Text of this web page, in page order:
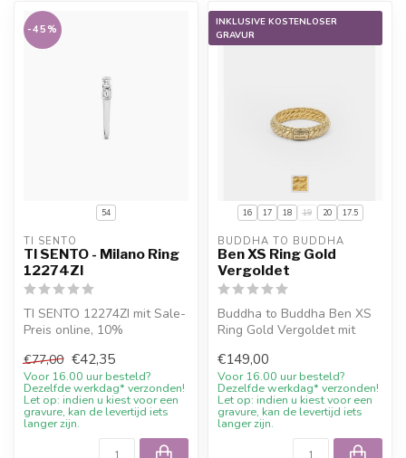
54
-45%
TI SENTO
TI SENTO - Milano Ring
12274ZI
TI SENTO 12274ZI mit Sale-
Preis online, 10%
Beratung
€77,00 €42,35
Voor 16.00 uur besteld?
Dezelfde werkdag* verzonden!
Let op: indien u kiest voor een
gravure, kan de levertijd iets
langer zijn.
INKLUSIVE KOSTENLOSER
GRAVUR
16 17 18 19 20 17.5
BUDDHA TO BUDDHA
Ben XS Ring Gold
Vergoldet
Buddha to Buddha Ben XS
Ring Gold Vergoldet mit
Gravur we...
€149,00
Voor 16.00 uur besteld?
Dezelfde werkdag* verzonden!
Let op: indien u kiest voor een
gravure, kan de levertijd iets
langer zijn.